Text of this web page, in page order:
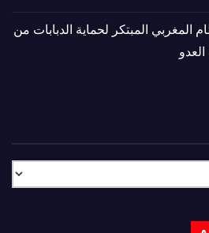
المغربي المبتكر لحماية الدبابات من